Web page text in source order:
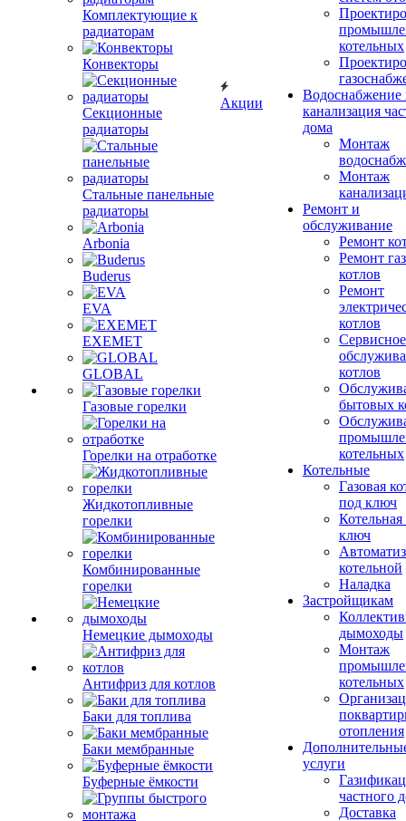
Комплектующие к
радиаторам
Конвекторы
Секционные
радиаторы
Стальные панельные
радиаторы
Arbonia
Buderus
EVA
EXEMET
GLOBAL
Газовые горелки
Горелки на отработке
Жидкотопливные
горелки
Комбинированные
горелки
Немецкие дымоходы
Антифриз для котлов
Баки для топлива
Баки мембранные
Буферные ёмкости
Акции
котельных
Водоснабжение
канализация
дома
Монтаж
Монтаж
Ремонт и
обслуживание
Ремонт
Ремонт
котлов
Ремонт
котлов
Сервисное
котлов
бытовых
котельных
Котельные
Газовая
под ключ
ключ
котельной
Наладка
Застройщикам
дымоходы
Монтаж
котельных
отопления
услуги
частного
Доставка